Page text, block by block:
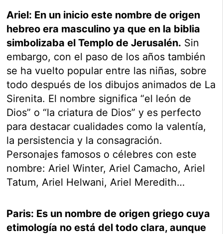
Ariel: En un inicio este nombre de origen
hebreo era masculino ya que en la biblia
simbolizaba el Templo de Jerusalén. Sin
embargo, con el paso de los años también
se ha vuelto popular entre las niñas, sobre
todo después de los dibujos animados de La
Sirenita. El nombre significa “el león de
Dios” o “la criatura de Dios” y es perfecto
para destacar cualidades como la valentía,
la persistencia y la consagración.
Personajes famosos o célebres con este
nombre: Ariel Winter, Ariel Camacho, Ariel
Tatum, Ariel Helwani, Ariel Meredith…
Paris: Es un nombre de origen griego cuya
etimología no está del todo clara, aunque